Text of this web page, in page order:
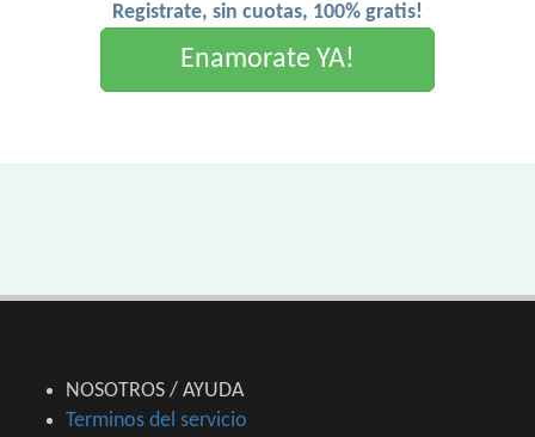
Registrate, sin cuotas, 100% gratis!
Enamorate YA!
NOSOTROS / AYUDA
Terminos del servicio